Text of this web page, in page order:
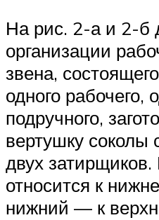
На рис. 2-а и 2-б
организации
звена,
одного рабочего,
подручного,
вертушку соколы
двух
относится к
нижний — к